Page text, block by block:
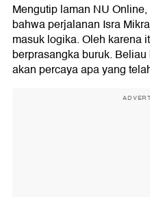
Mengutip laman NU
bahwa perjalanan Isra
masuk logika. Oleh karena
berprasangka buruk.
akan percaya apa yang